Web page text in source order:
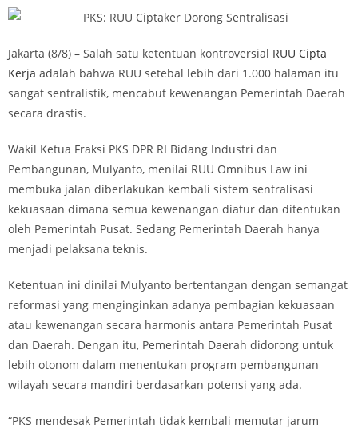
Jakarta (8/8) – Salah satu ketentuan kontroversial RUU Cipta
Kerja adalah bahwa RUU setebal lebih dari 1.000 halaman itu
sangat sentralistik, mencabut kewenangan Pemerintah Daerah
secara drastis.
Wakil Ketua Fraksi PKS DPR RI Bidang Industri dan
Pembangunan, Mulyanto, menilai RUU Omnibus Law ini
membuka jalan diberlakukan kembali sistem sentralisasi
kekuasaan dimana semua kewenangan diatur dan ditentukan
oleh Pemerintah Pusat. Sedang Pemerintah Daerah hanya
menjadi pelaksana teknis.
Ketentuan ini dinilai Mulyanto bertentangan dengan semangat
reformasi yang menginginkan adanya pembagian kekuasaan
atau kewenangan secara harmonis antara Pemerintah Pusat
dan Daerah. Dengan itu, Pemerintah Daerah didorong untuk
lebih otonom dalam menentukan program pembangunan
wilayah secara mandiri berdasarkan potensi yang ada.
“PKS mendesak Pemerintah tidak kembali memutar jarum